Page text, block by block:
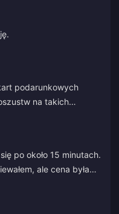
podarunkowych
na takich
po około 15 minutach.
ale cena była